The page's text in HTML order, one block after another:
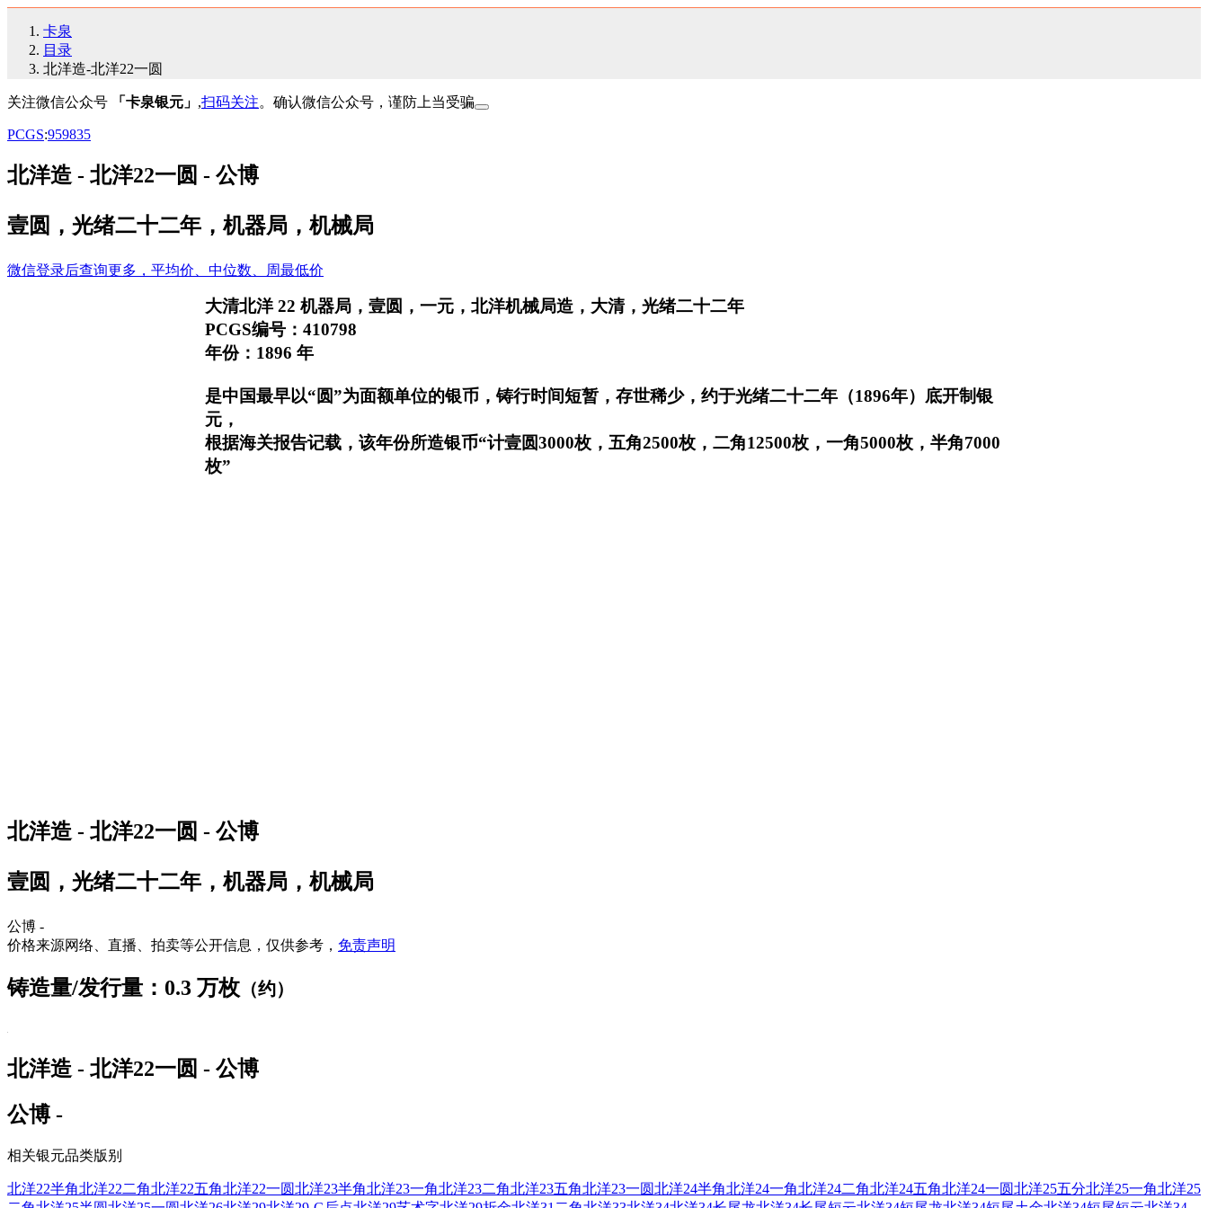
卡泉
目录
北洋造-北洋22一圆
关注微信公众号 「卡泉银元」 ,扫码关注。确认微信公众号，谨防上当受骗
PCGS:959835
北洋造 - 北洋22一圆 - 公博
壹圆，光绪二十二年，机器局，机械局
微信登录后查询更多，平均价、中位数、周最低价
大清北洋 22 机器局，壹圆，一元，北洋机械局造，大清，光绪二十二年
PCGS编号：410798
年份：1896 年
是中国最早以“圆”为面额单位的银币，铸行时间短暂，存世稀少，约于光绪二十二年（1896年）底开制银
元，
根据海关报告记载，该年份所造银币“计壹圆3000枚，五角2500枚，二角12500枚，一角5000枚，半角7000
枚”
北洋造 - 北洋22一圆 - 公博
壹圆，光绪二十二年，机器局，机械局
公博 -
价格来源网络、直播、拍卖等公开信息，仅供参考， 免责声明
铸造量/发行量：0.3 万枚 （约）
北洋造 - 北洋22一圆 - 公博
公博 -
相关银元品类版别
北洋22半角北洋22二角北洋22五角北洋22一圆北洋23半角北洋23一角北洋23二角北洋23五角北洋23一圆北洋24半角北洋24一角北洋24二角北洋24五角北洋24一圆北洋25五分北洋25一角北洋25